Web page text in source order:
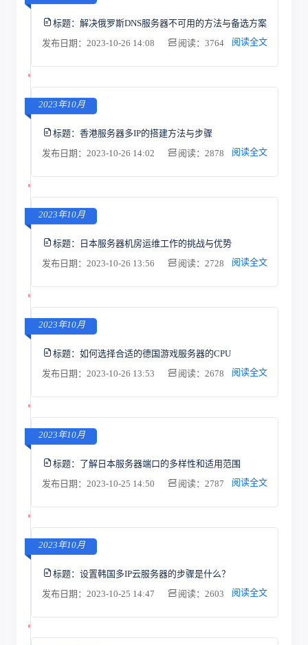
标题： 解决俄罗斯DNS服务器不可用的方法与备选方案
发布日期：2023-10-26 14:08
阅读：3764 阅读全文
2023年10月
标题： 香港服务器多IP的搭建方法与步骤
发布日期：2023-10-26 14:02
阅读：2878 阅读全文
2023年10月
标题：
日本服务器机房运维工作的挑战与优势
发布日期：2023-10-26 13:56
阅读：2728 阅读全文
2023年10月
标题： 如何选择合适的德国游戏服务器的CPU
发布日期：2023-10-26 13:53
阅读：2678 阅读全文
2023年10月
标题： 了解日本服务器端口的多样性和适用范围
发布日期：2023-10-25 14:50
阅读：2787 阅读全文
2023年10月
标题： 设置韩国多IP云服务器的步骤是什么？
发布日期：2023-10-25 14:47
阅读：2603 阅读全文